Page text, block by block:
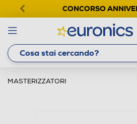
CONCORSO
MASTERIZZATORI